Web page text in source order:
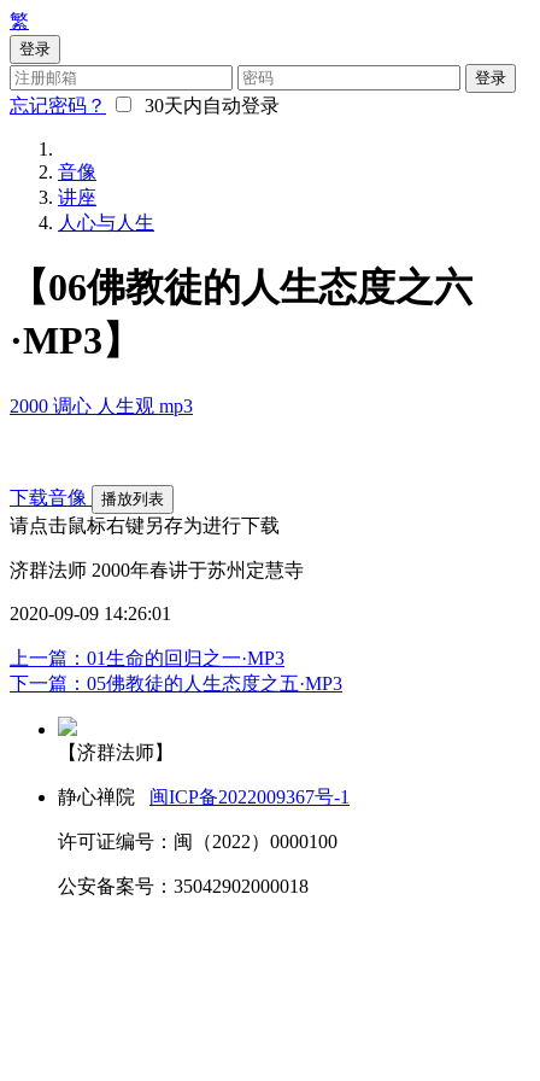
繁
登录
登录
忘记密码？ 30天内自动登录
音像
讲座
人心与人生
【06佛教徒的人生态度之六
·MP3】
2000 调心 人生观 mp3
下载音像 播放列表
请点击鼠标右键另存为进行下载
济群法师 2000年春讲于苏州定慧寺
2020-09-09 14:26:01
上一篇：01生命的回归之一·MP3
下一篇：05佛教徒的人生态度之五·MP3
【济群法师】
静心禅院 闽ICP备2022009367号-1
许可证编号：闽（2022）0000100
公安备案号：35042902000018